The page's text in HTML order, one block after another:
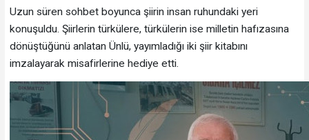
Uzun süren sohbet boyunca şiirin insan ruhundaki yeri
konuşuldu. Şiirlerin türkülere, türkülerin ise milletin hafızasına
dönüştüğünü anlatan Ünlü, yayımladığı iki şiir kitabını
imzalayarak misafirlerine hediye etti.